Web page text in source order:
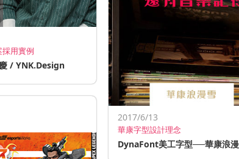
用實例
/ YNK.Design
2017/6/13
華康字型設計理念
DynaFont美工字型──華康浪